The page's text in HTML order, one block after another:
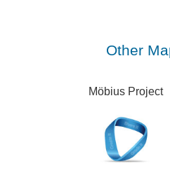
Other
Möbius Project